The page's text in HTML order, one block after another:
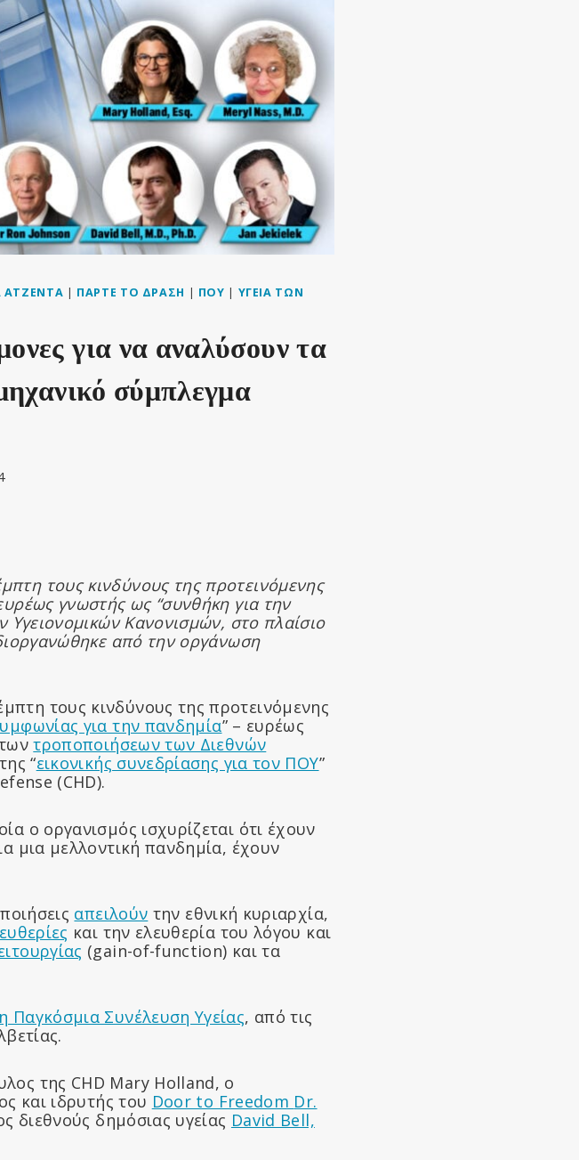
ΑΤΖΈΝΤΑ | ΠΆΡΤΕ ΤΟ ΔΡΆΣΗ | ΠΟΥ | ΥΓΕΊΑ ΤΩΝ
για να αναλύσουν τα
σύμπλεγμα
τους κινδύνους της προτεινόμενης
γνωστής ως “συνθήκη για την
Υγειονομικών Κανονισμών, στο πλαίσιο
από την οργάνωση
τους κινδύνους της προτεινόμενης
για την πανδημία” – ευρέως
τωντροποποιήσεων των Διεθνών
“εικονικής συνεδρίασης για τον ΠΟΥ”
(CHD).
ο οργανισμός ισχυρίζεται ότι έχουν
μια μελλοντική πανδημία, έχουν
απειλούν την εθνική κυριαρχία,
και την ελευθερία του λόγου και
(gain-of-function) και τα
Παγκόσμια Συνέλευση Υγείας, από τις
της CHD Mary Holland, ο
και ιδρυτής του Door to Freedom Dr.
διεθνούς δημόσιας υγείας David Bell,